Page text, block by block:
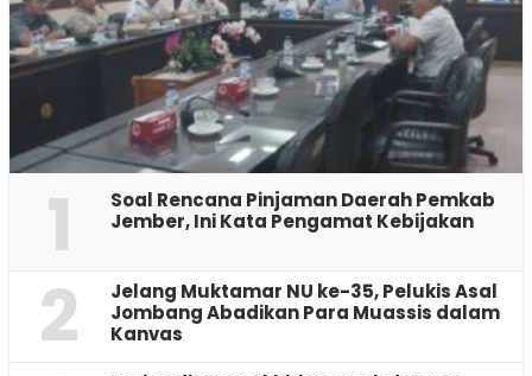
1
‎Soal Rencana Pinjaman Daerah Pemkab
Jember, Ini Kata Pengamat Kebijakan ‎
2
Jelang Muktamar NU ke-35, Pelukis Asal
Jombang Abadikan Para Muassis dalam
Kanvas